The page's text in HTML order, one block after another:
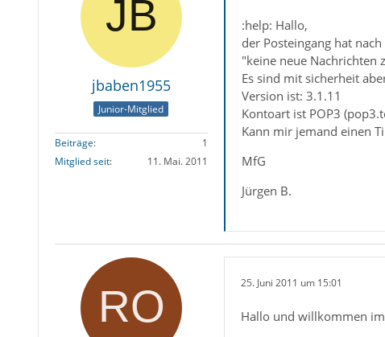
jbaben1955
Junior-Mitglied
Beiträge
1
Mitglied seit
11. Mai. 2011
:help: Hallo,
der Posteingang hat
"keine neue Nachrichten
Es sind mit sicherheit
Version ist: 3.1.11
Kontoart ist POP3
Kann mir jemand einen
MfG
Jürgen B.
25. Juni 2011 um 15:01
Hallo und willkommen